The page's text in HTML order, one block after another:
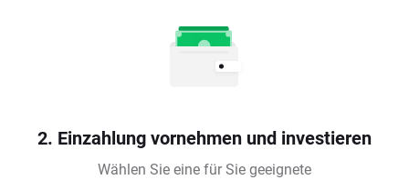
2. Einzahlung vornehmen und investieren
Wählen Sie eine für Sie geeignete